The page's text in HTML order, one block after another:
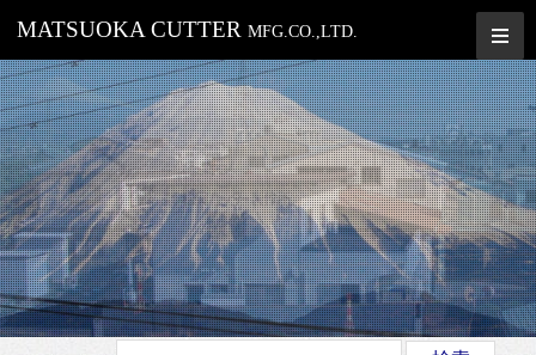
MATSUOKA CUTTERMFG.CO.,LTD.